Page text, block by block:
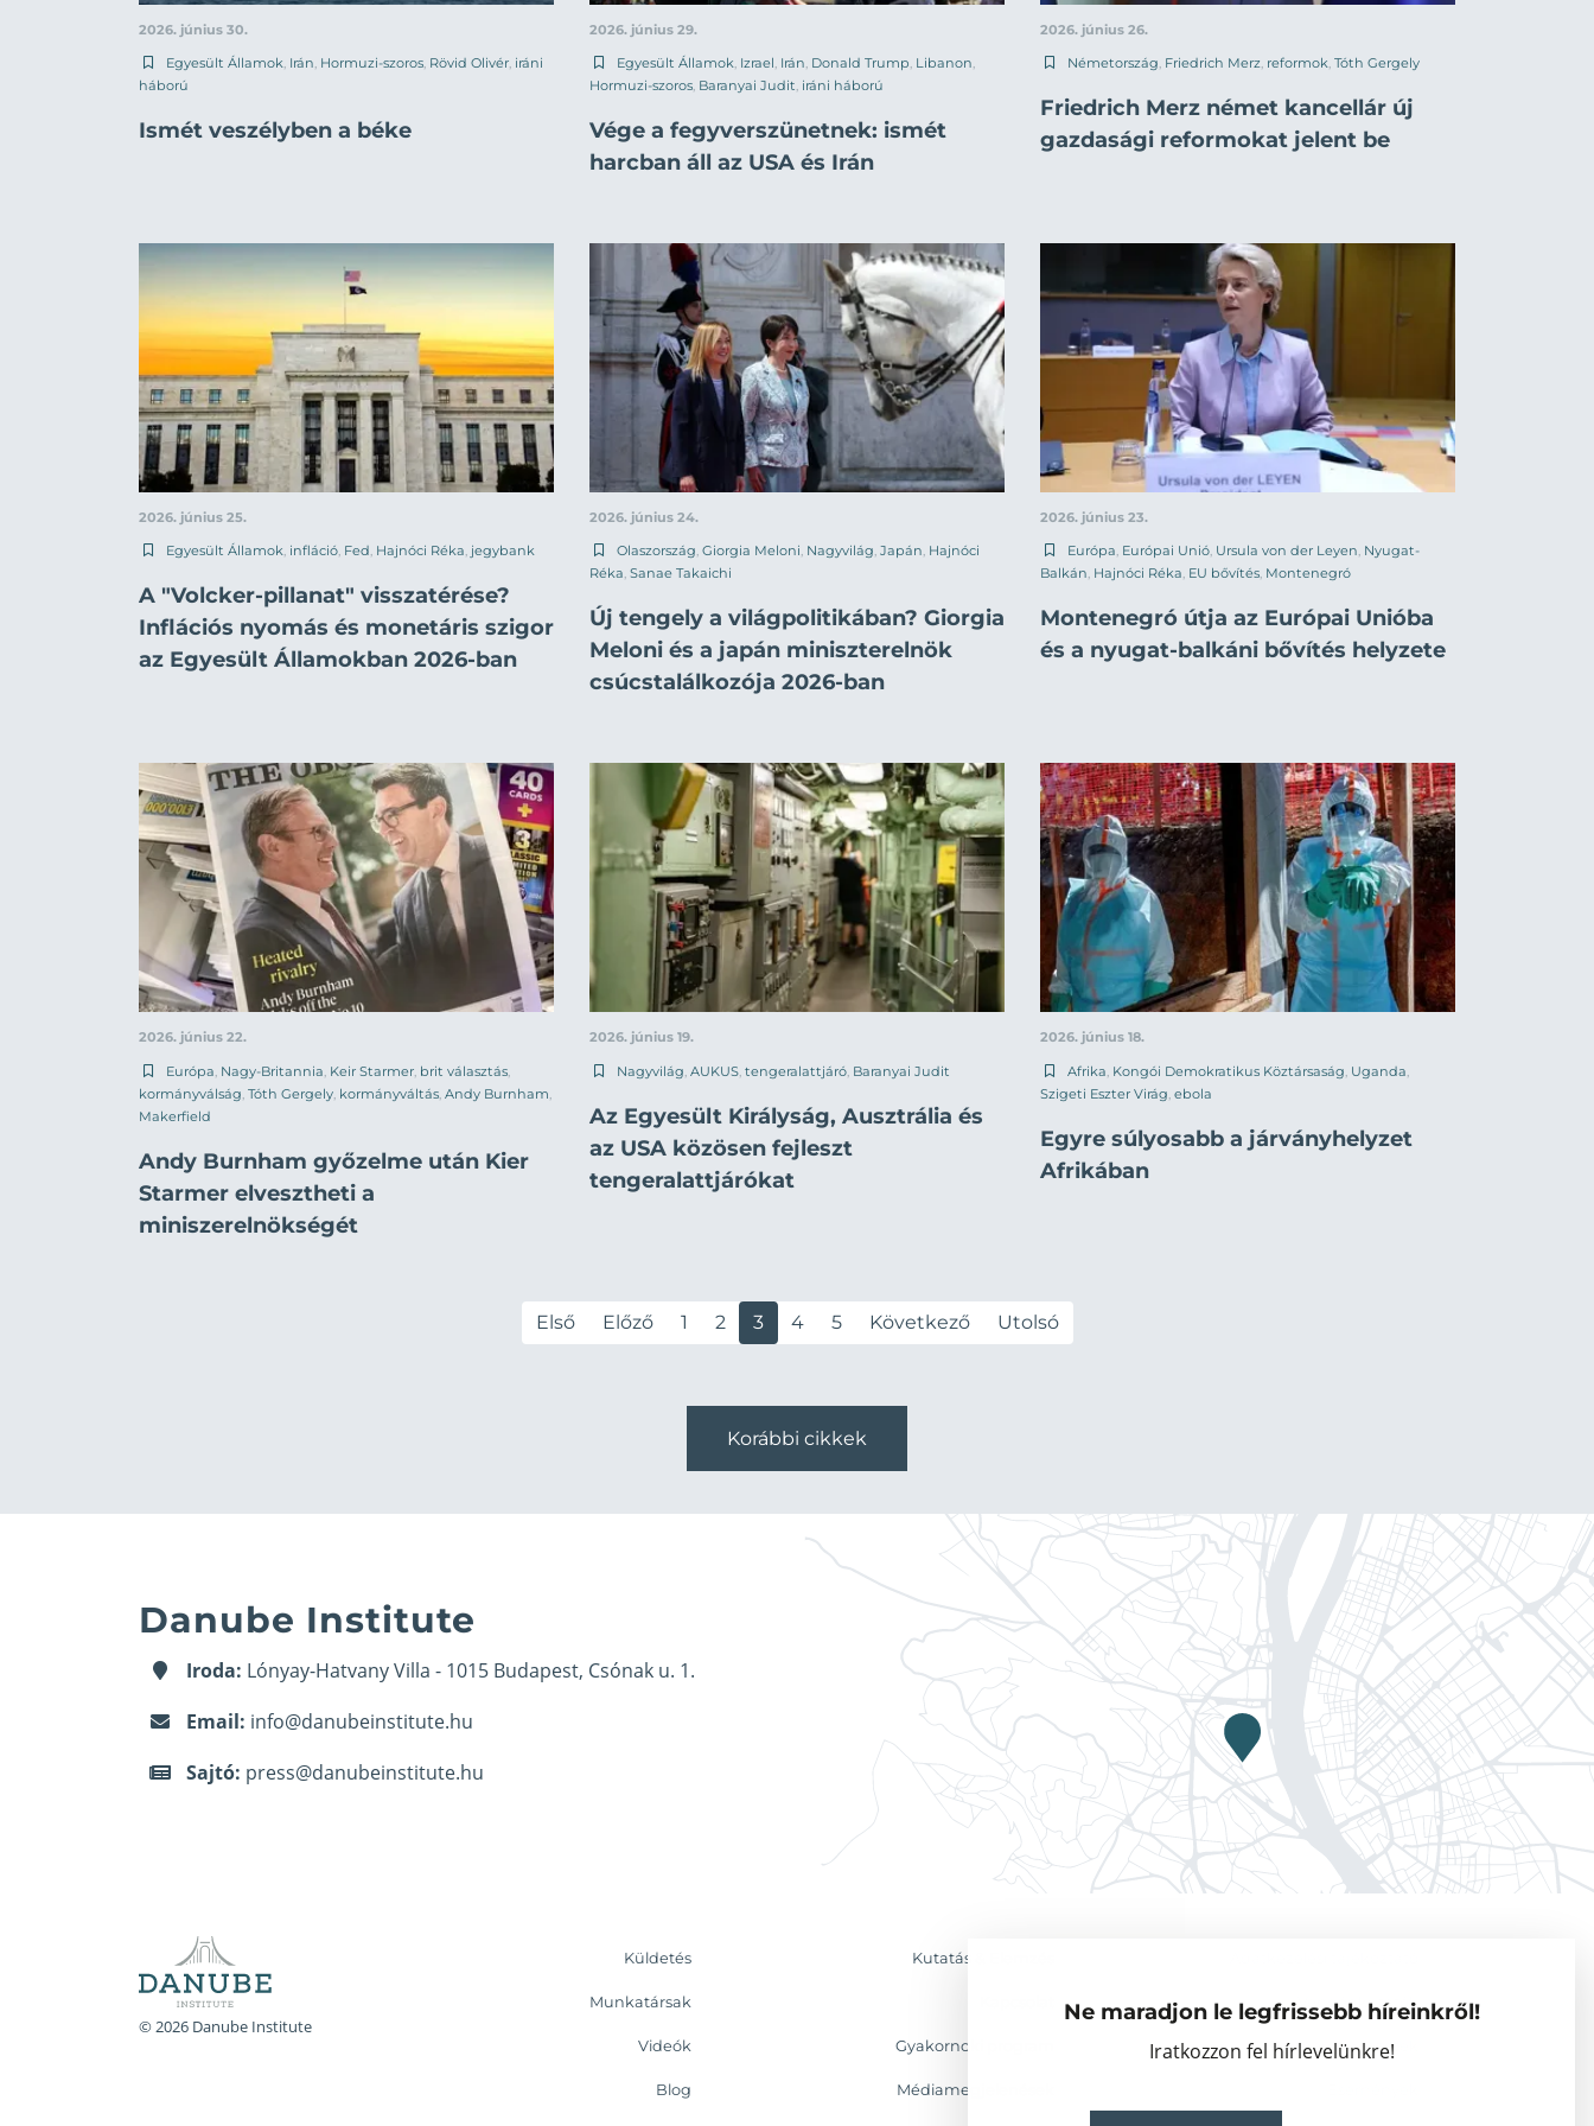
Ne maradjon le legfrissebb híreinkről!
Iratkozzon fel hírlevelünkre!
2026. június 30.
Egyesült Államok Irán Hormuzi-szoros Rövid Olivér iráni
háború
Ismét veszélyben a béke
2026. június 29.
Egyesült Államok Izrael Irán Donald Trump Libanon
Hormuzi-szoros Baranyai Judit iráni háború
Vége a fegyverszünetnek: ismét
harcban áll az USA és Irán
2026. június 26.
Németország Friedrich Merz reformok Tóth Gergely
Friedrich Merz német kancellár új
gazdasági reformokat jelent be
2026. június 25.
Egyesült Államok, infláció, Fed, Hajnóci Réka, jegybank
A "Volcker-pillanat" visszatérése?
Inflációs nyomás és monetáris szigor
az Egyesült Államokban 2026-ban
2026. június 24.
Olaszország, Giorgia Meloni, Nagyvilág, Japán, Hajnóci
Réka, Sanae Takaichi
Új tengely a világpolitikában? Giorgia
Meloni és a japán miniszterelnök
csúcstalálkozója 2026-ban
2026. június 23.
Európa, Európai Unió, Ursula von der Leyen, Nyugat-
Balkán, Hajnóci Réka, EU bővítés, Montenegró
Montenegró útja az Európai Unióba
és a nyugat-balkáni bővítés helyzete
2026. június 22.
Európa Nagy-Britannia Keir Starmer brit választás
kormányválság Tóth Gergely kormányváltás Andy Burnham
Makerfield
Andy Burnham győzelme után Kier
Starmer elvesztheti a
miniszerelnökségét
2026. június 19.
Nagyvilág AUKUS tengeralattjáró Baranyai Judit
Az Egyesült Királyság, Ausztrália és
az USA közösen fejleszt
tengeralattjárókat
2026. június 18.
Afrika Kongói Demokratikus Köztársaság Uganda
Szigeti Eszter Virág ebola
Egyre súlyosabb a járványhelyzet
Afrikában
Első Előző 1 2 3 4 5 Következő Utolsó
Korábbi cikkek
Danube Institute
Iroda: Lónyay-Hatvany Villa - 1015 Budapest, Csónak u. 1.
Email: info@danubeinstitute.hu
Sajtó: press@danubeinstitute.hu
© 2026 Danube Institute
Küldetés Kutatás & Elemzés
Munkatársak Vendégkutatók
Videók Gyakornoki program Partnerszervezetek
Blog Médiamegjelenések